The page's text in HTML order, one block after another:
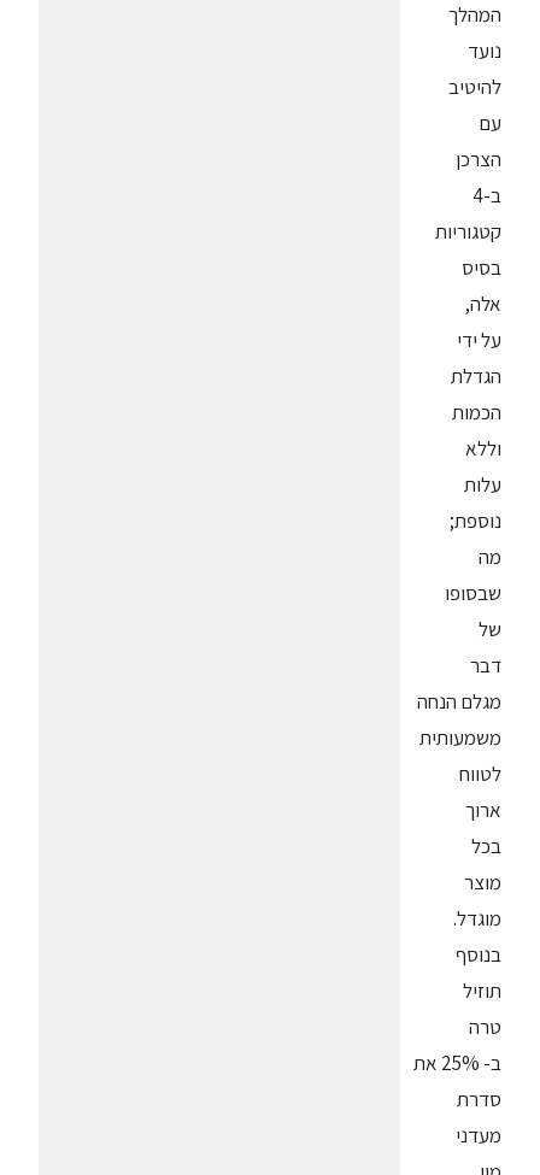
המהלך
נועד
להיטיב
עם
הצרכן
ב-4
קטגוריות
בסיס
אלה,
על ידי
הגדלת
הכמות
וללא
עלות
נוספת;
מה
שבסופו
של
דבר
מגלם הנחה
משמעותית
לטווח
ארוך
בכל
מוצר
מוגדל.
בנוסף
תוזיל
טרה
ב- 25% את
סדרת
מעדני